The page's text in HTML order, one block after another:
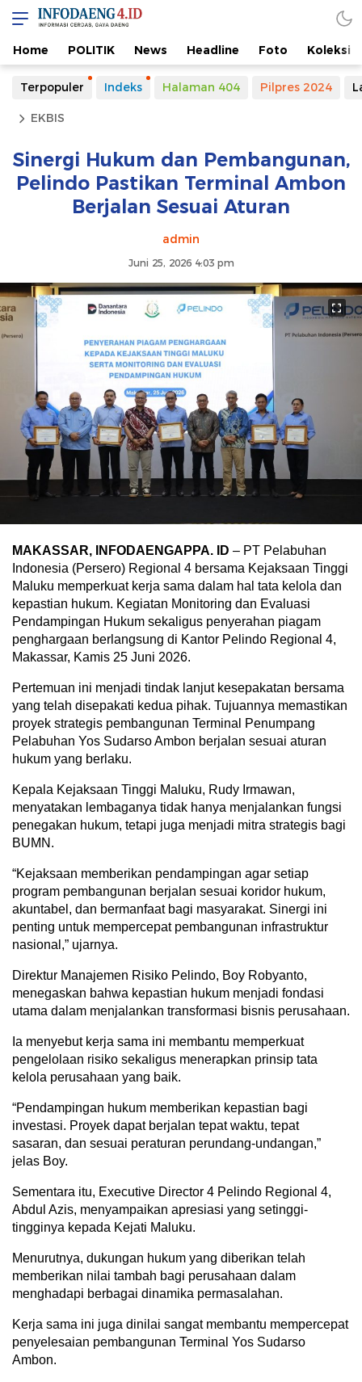
Home POLITIK News Headline Foto Koleksi
Terpopuler Indeks Halaman 404 Pilpres 2024
EKBIS
Sinergi Hukum dan Pembangunan,
Pelindo Pastikan Terminal Ambon
Berjalan Sesuai Aturan
admin
Juni 25, 2026 4:03 pm
MAKASSAR, INFODAENGAPPA. ID – PT Pelabuhan
Indonesia (Persero) Regional 4 bersama Kejaksaan Tinggi
Maluku memperkuat kerja sama dalam hal tata kelola dan
kepastian hukum. Kegiatan Monitoring dan Evaluasi
Pendampingan Hukum sekaligus penyerahan piagam
penghargaan berlangsung di Kantor Pelindo Regional 4,
Makassar, Kamis 25 Juni 2026.
Pertemuan ini menjadi tindak lanjut kesepakatan bersama
yang telah disepakati kedua pihak. Tujuannya memastikan
proyek strategis pembangunan Terminal Penumpang
Pelabuhan Yos Sudarso Ambon berjalan sesuai aturan
hukum yang berlaku.
Kepala Kejaksaan Tinggi Maluku, Rudy Irmawan,
menyatakan lembaganya tidak hanya menjalankan fungsi
penegakan hukum, tetapi juga menjadi mitra strategis bagi
BUMN.
“Kejaksaan memberikan pendampingan agar setiap
program pembangunan berjalan sesuai koridor hukum,
akuntabel, dan bermanfaat bagi masyarakat. Sinergi ini
penting untuk mempercepat pembangunan infrastruktur
nasional,” ujarnya.
Direktur Manajemen Risiko Pelindo, Boy Robyanto,
menegaskan bahwa kepastian hukum menjadi fondasi
utama dalam menjalankan transformasi bisnis perusahaan.
Ia menyebut kerja sama ini membantu memperkuat
pengelolaan risiko sekaligus menerapkan prinsip tata
kelola perusahaan yang baik.
“Pendampingan hukum memberikan kepastian bagi
investasi. Proyek dapat berjalan tepat waktu, tepat
sasaran, dan sesuai peraturan perundang-undangan,”
jelas Boy.
Sementara itu, Executive Director 4 Pelindo Regional 4,
Abdul Azis, menyampaikan apresiasi yang setinggi-
tingginya kepada Kejati Maluku.
Menurutnya, dukungan hukum yang diberikan telah
memberikan nilai tambah bagi perusahaan dalam
menghadapi berbagai dinamika permasalahan.
Kerja sama ini juga dinilai sangat membantu mempercepat
penyelesaian pembangunan Terminal Yos Sudarso
Ambon.